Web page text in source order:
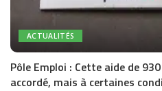
ACTUALITÉS
Pôle Emploi : Cette aide de
accordé, mais à certaines